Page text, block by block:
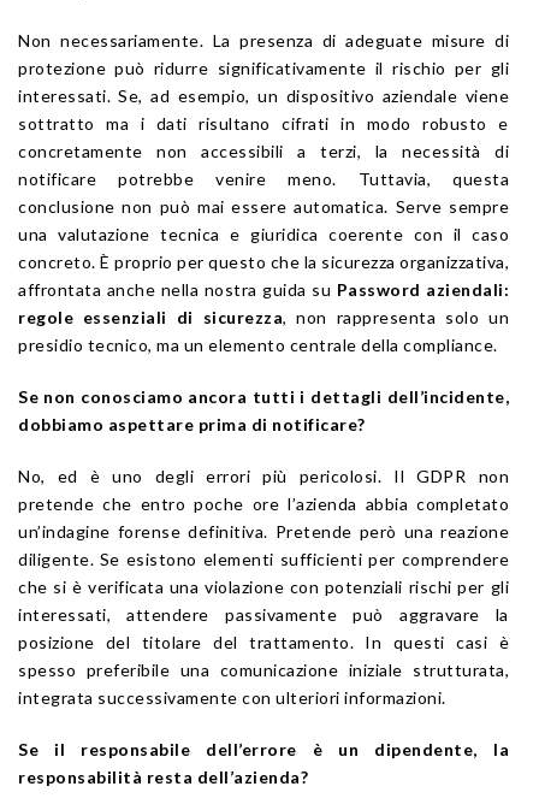
Non necessariamente. La presenza di adeguate misure di
protezione può ridurre significativamente il rischio per gli
interessati. Se, ad esempio, un dispositivo aziendale viene
sottratto ma i dati risultano cifrati in modo robusto e
concretamente non accessibili a terzi, la necessità di
notificare potrebbe venire meno. Tuttavia, questa
conclusione non può mai essere automatica. Serve sempre
una valutazione tecnica e giuridica coerente con il caso
concreto. È proprio per questo che la sicurezza organizzativa,
affrontata anche nella nostra guida su Password aziendali:
regole essenziali di sicurezza, non rappresenta solo un
presidio tecnico, ma un elemento centrale della compliance.
Se non conosciamo ancora tutti i dettagli dell’incidente,
dobbiamo aspettare prima di notificare?
No, ed è uno degli errori più pericolosi. Il GDPR non
pretende che entro poche ore l’azienda abbia completato
un’indagine forense definitiva. Pretende però una reazione
diligente. Se esistono elementi sufficienti per comprendere
che si è verificata una violazione con potenziali rischi per gli
interessati, attendere passivamente può aggravare la
posizione del titolare del trattamento. In questi casi è
spesso preferibile una comunicazione iniziale strutturata,
integrata successivamente con ulteriori informazioni.
Se il responsabile dell’errore è un dipendente, la
responsabilità resta dell’azienda?